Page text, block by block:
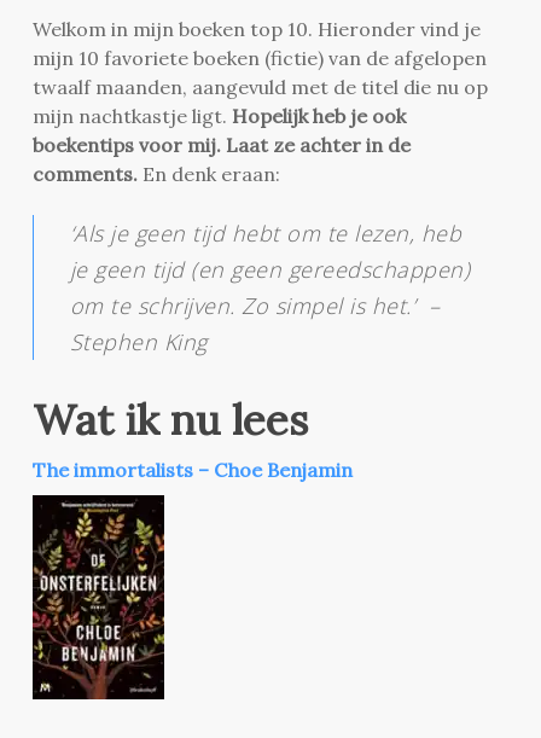
Welkom in mijn boeken top 10. Hieronder vind je
mijn 10 favoriete boeken (fictie) van de afgelopen
twaalf maanden, aangevuld met de titel die nu op
mijn nachtkastje ligt. Hopelijk heb je ook
boekentips voor mij. Laat ze achter in de
comments.En denk eraan:
‘Als je geen tijd hebt om te lezen, heb
je geen tijd (en geen gereedschappen)
om te schrijven. Zo simpel is het.’ –
Stephen King
Wat ik nu lees
The immortalists – Choe Benjamin